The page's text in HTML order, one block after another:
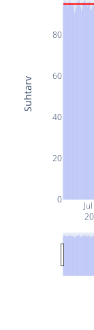
0
20
40
60
80
Suhtarv